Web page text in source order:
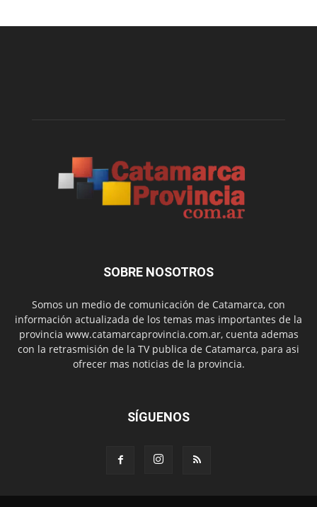
SOBRE NOSOTROS
Somos un medio de comunicación de Catamarca, con
información actualizada de los temas mas importantes de la
provincia www.catamarcaprovincia.com.ar, cuenta ademas
con la retrasmisión de la TV publica de Catamarca, para asi
ofrecer mas noticias de la provincia.
SÍGUENOS